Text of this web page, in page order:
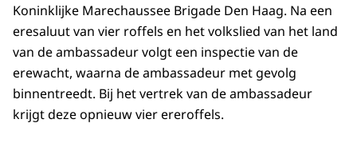
Koninklijke Marechaussee Brigade Den Haag. Na een
eresaluut van vier roffels en het volkslied van het land
van de ambassadeur volgt een inspectie van de
erewacht, waarna de ambassadeur met gevolg
binnentreedt. Bij het vertrek van de ambassadeur
krijgt deze opnieuw vier ereroffels.